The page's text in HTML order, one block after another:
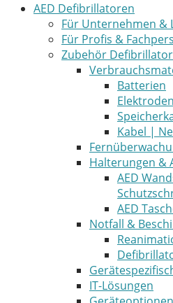
AED Defibrillatoren
Für Unternehmen &
Für Profis &
Zubehör
Batterien
Elektroden
Kabel |
Halterungen &
AED
AED
Notfall &
IT-Lösungen